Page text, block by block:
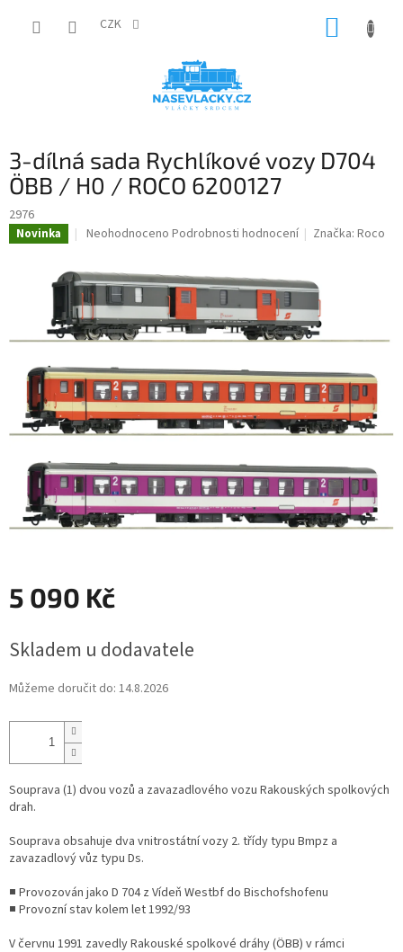
CZK
3-dílná sada Rychlíkové vozy D704
ÖBB / H0 / ROCO 6200127
2976
Novinka
Průměrné
je
0,0
z
5
Neohodnoceno Podrobnosti hodnocení Značka:Roco
5 090 Kč
cena:
Skladem u dodavatele
Můžeme doručit do: 14.8.2026
Souprava (1) dvou vozů a zavazadlového vozu Rakouských spolkových
drah.
Souprava obsahuje dva vnitrostátní vozy 2. třídy typu Bmpz a
zavazadlový vůz typu Ds.
■ Provozován jako D 704 z Vídeň Westbf do Bischofshofenu
■ Provozní stav kolem let 1992/93
V červnu 1991 zavedly Rakouské spolkové dráhy (ÖBB) v rámci